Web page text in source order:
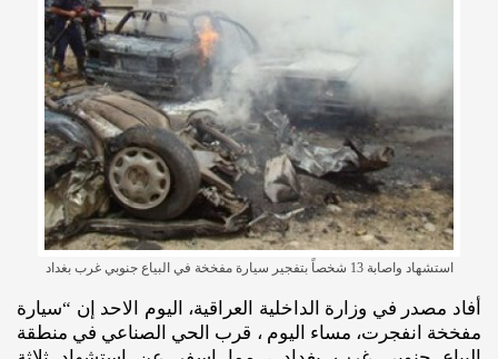
استشهاد واصابة 13 شخصاً بتفجير سيارة مفخخة في البياع جنوبي غرب بغداد
أفاد مصدر في وزارة الداخلية العراقية، اليوم الاحد إن “سيارة
مفخخة انفجرت، مساء اليوم ، قرب الحي الصناعي في منطقة